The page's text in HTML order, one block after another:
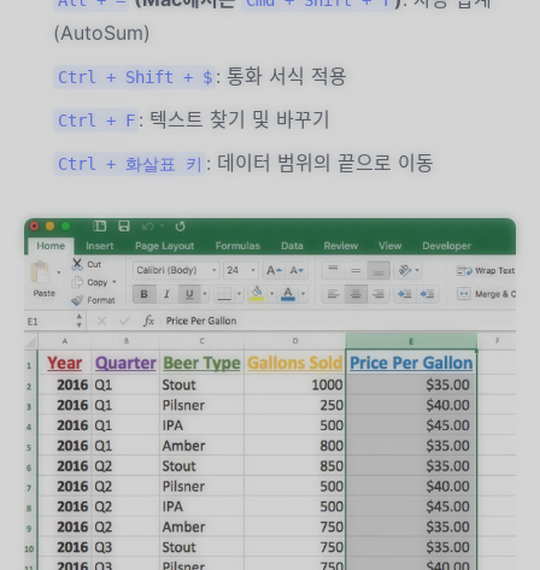
(AutoSum)
Ctrl + Shift + $ : 통화 서식 적용
Ctrl + F : 텍스트 찾기 및 바꾸기
Ctrl + 화살표 키 : 데이터 범위의 끝으로 이동